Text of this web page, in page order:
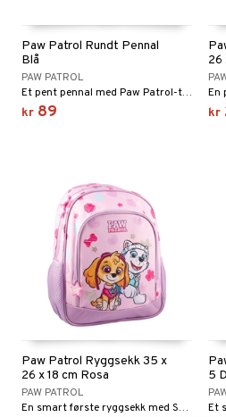
Paw Patrol Rundt Pennal
Blå
PAW PATROL
Et pent pennal med Paw Patrol-trykk.
kr 89
26
kr
Paw Patrol Ryggsekk 35 x
26 x 18 cm Rosa
PAW PATROL
En smart første ryggsekk med Skye og Everest fra Paw Patrol.
5